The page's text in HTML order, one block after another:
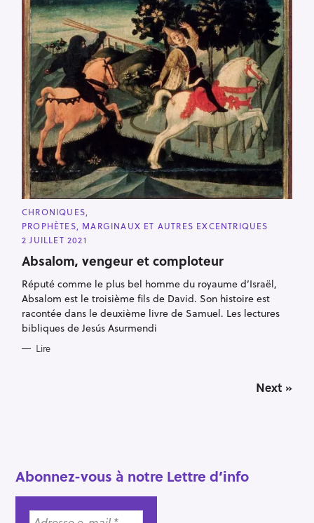
C
A
T
E
G
O
R
E
S
CHRONIQUES
PROPHÈTES, MARGINAUX ET AUTRES EXCENTRIQUES
2 JUILLET 2021
Absalom, vengeur et comploteur
Réputé comme le plus bel homme du royaume d’Israël,
Absalom est le troisième fils de David. Son histoire est
racontée dans le deuxième livre de Samuel. Les lectures
bibliques de Jesús Asurmendi
Lire
a
v
i
g
Next »
Abonnez-vous à notre Lettre d’info